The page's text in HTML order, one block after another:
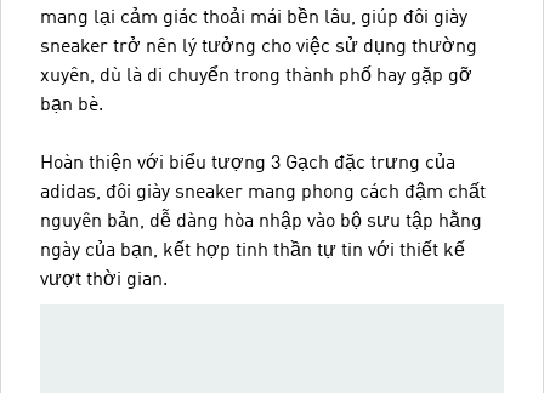
mang lại cảm giác thoải mái bền lâu, giúp đôi giày
sneaker trở nên lý tưởng cho việc sử dụng thường
xuyên, dù là di chuyển trong thành phố hay gặp gỡ
bạn bè.
Hoàn thiện với biểu tượng 3 Gạch đặc trưng của
adidas, đôi giày sneaker mang phong cách đậm chất
nguyên bản, dễ dàng hòa nhập vào bộ sưu tập hằng
ngày của bạn, kết hợp tinh thần tự tin với thiết kế
vượt thời gian.